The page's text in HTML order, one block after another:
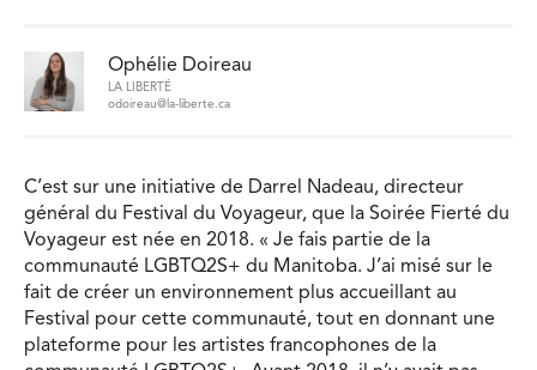
Ophélie Doireau
LA LIBERTÉ
odoireau@la-liberte.ca
C’est sur une initiative de Darrel Nadeau, directeur
général du Festival du Voyageur, que la Soirée Fierté du
Voyageur est née en 2018. « Je fais partie de la
communauté LGBTQ2S+ du Manitoba. J’ai misé sur le
fait de créer un environnement plus accueillant au
Festival pour cette communauté, tout en donnant une
plateforme pour les artistes francophones de la